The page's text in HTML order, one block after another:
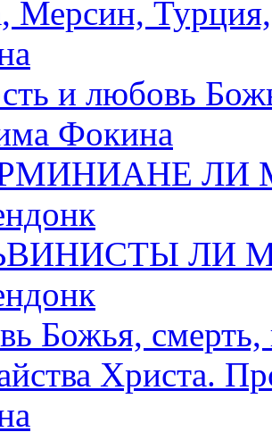
Мерсин,
и любовь
Фокина
ЛИ
ЛИ
Божья, смерть,
Христа.